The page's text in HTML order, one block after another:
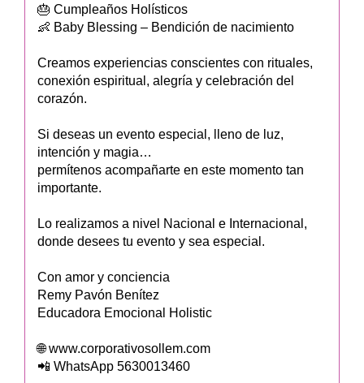
🎂 Cumpleaños Holísticos
👶 Baby Blessing – Bendición de nacimiento
Creamos experiencias conscientes con rituales,
conexión espiritual, alegría y celebración del
corazón.
Si deseas un evento especial, lleno de luz,
intención y magia…
permítenos acompañarte en este momento tan
importante.
Lo realizamos a nivel Nacional e Internacional,
donde desees tu evento y sea especial.
Con amor y conciencia
Remy Pavón Benítez
Educadora Emocional Holistic
🌐 www.corporativosollem.com
📲 WhatsApp 5630013460